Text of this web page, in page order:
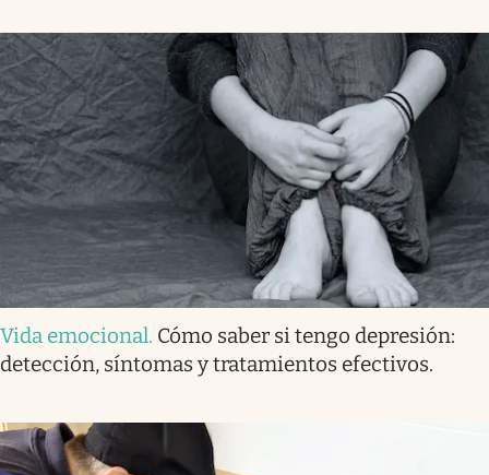
Vida emocional. Cómo saber si tengo depresión:
detección, síntomas y tratamientos efectivos.